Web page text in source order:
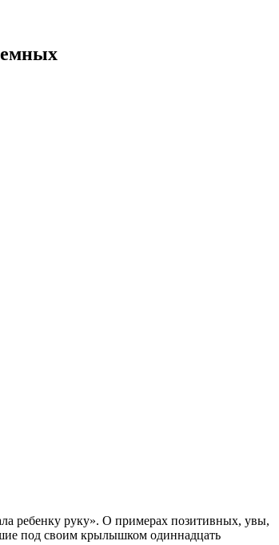
ребенку руку». О примерах позитивных, увы,
под своим крылышком одиннадцать